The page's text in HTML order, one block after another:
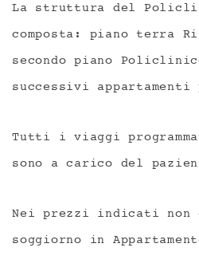
La struttura del
composta: piano terra
secondo piano
successivi
Tutti i viaggi
sono a carico del
Nei prezzi indicati
soggiorno in